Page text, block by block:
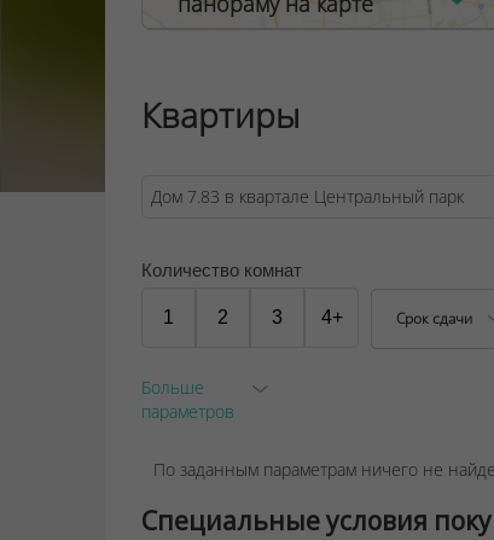
Квартиры
Количество комнат
1 2 3 4+ Срок сдачи
Больше
параметров
По заданным параметрам ничего не
Специальные условия